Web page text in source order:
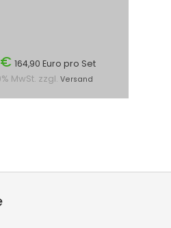
164,90 Euro pro Set
MwSt. zzgl. Versand